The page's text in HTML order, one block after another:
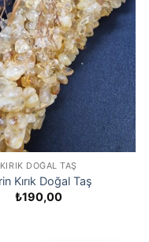
KIRIK DOĞAL TAŞ
Kırık Doğal Taş
₺190,00